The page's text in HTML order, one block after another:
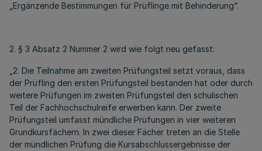
„Ergänzende Bestimmungen für Prüflinge mit Behinderung“.
2. § 3 Absatz 2 Nummer 2 wird wie folgt neu gefasst:
„2. Die Teilnahme am zweiten Prüfungsteil setzt voraus, dass
der Prüfling den ersten Prüfungsteil bestanden hat oder durch
weitere Prüfungen im zweiten Prüfungsteil den schulischen
Teil der Fachhochschulreife erwerben kann. Der zweite
Prüfungsteil umfasst mündliche Prüfungen in vier weiteren
Grundkursfächern. In zwei dieser Fächer treten an die Stelle
der mündlichen Prüfung die Kursabschlussergebnisse der